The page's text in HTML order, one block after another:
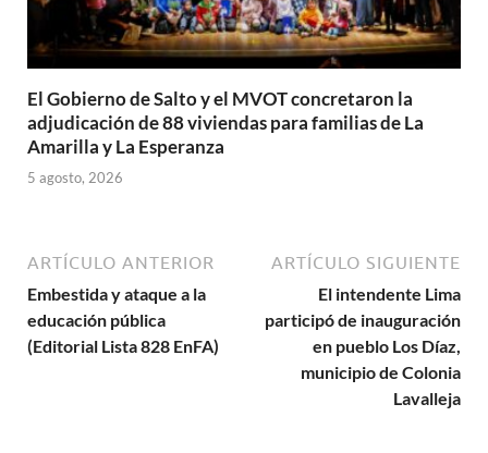
El Gobierno de Salto y el MVOT concretaron la
adjudicación de 88 viviendas para familias de La
Amarilla y La Esperanza
5 agosto, 2026
ARTÍCULO ANTERIOR
Embestida y ataque a la
educación pública
(Editorial Lista 828 EnFA)
ARTÍCULO SIGUIENTE
El intendente Lima
participó de inauguración
en pueblo Los Díaz,
municipio de Colonia
Lavalleja